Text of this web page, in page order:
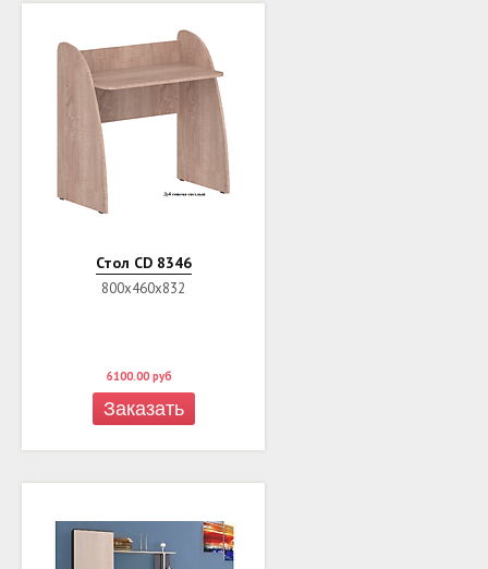
Стол CD 8346
800х460х832
6100.00 руб
Заказать